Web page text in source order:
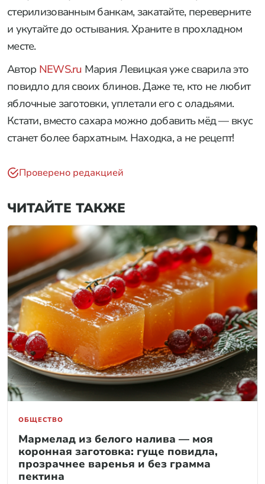
стерилизованным банкам, закатайте, переверните
и укутайте до остывания. Храните в прохладном
месте.
Автор NEWS.ru Мария Левицкая уже сварила это
повидло для своих блинов. Даже те, кто не любит
яблочные заготовки, уплетали его с оладьями.
Кстати, вместо сахара можно добавить мёд — вкус
станет более бархатным. Находка, а не рецепт!
Проверено редакцией
ЧИТАЙТЕ ТАКЖЕ
ОБЩЕСТВО
Мармелад из белого налива — моя
коронная заготовка: гуще повидла,
прозрачнее варенья и без грамма
пектина